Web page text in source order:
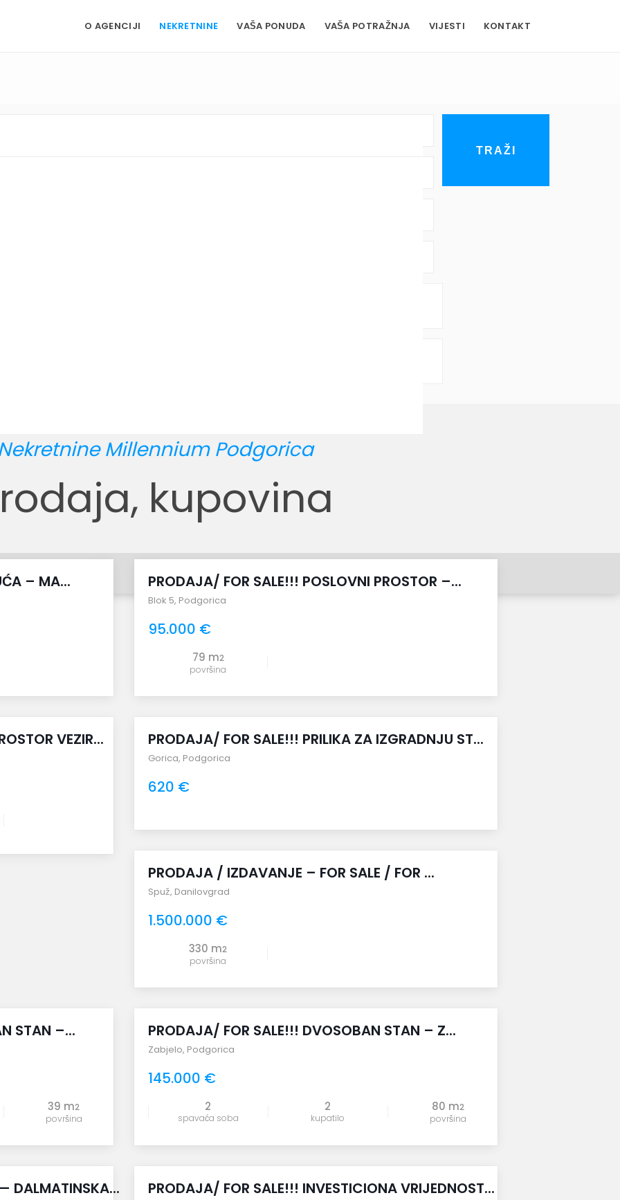
O AGENCIJI NEKRETNINE VAŠA PONUDA VAŠA POTRAŽNJA VIJESTI KONTAKT
Millennium Podgorica
kupovina
– MA...
uporedi
PRODAJA/ FOR SALE!!! POSLOVNI PROSTOR –...
Blok 5, Podgorica
95.000 €
79 m2
površina
VEZIR... PRODAJA/ FOR SALE!!! PRILIKA ZA IZGRADNJU ST...
Gorica, Podgorica
620 €
PRODAJA / IZDAVANJE – FOR SALE / FOR ...
Spuž, Danilovgrad
1.500.000 €
330 m2
površina
STAN –...
39 m2
površina
PRODAJA/ FOR SALE!!! DVOSOBAN STAN – Z...
Zabjelo, Podgorica
145.000 €
2
spavaća soba
2
kupatilo
80 m2
površina
DALMATINSKA... PRODAJA/ FOR SALE!!! INVESTICIONA VRIJEDNOST...